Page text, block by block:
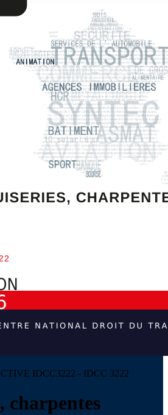
IDCC3222 - IDCC 3222
charpentes